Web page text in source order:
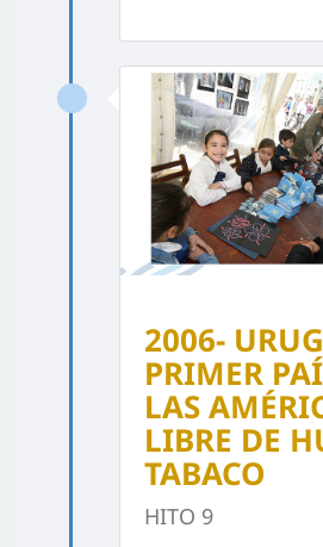
2006-
PRIMER
LAS
LIBRE DE
TABACO
HITO 9